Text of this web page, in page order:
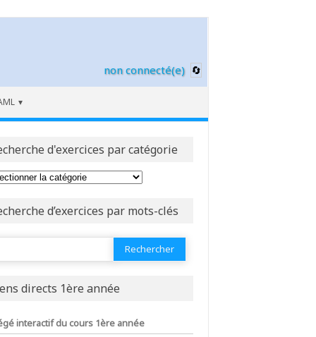
non connecté(e)
d'exercices par catégorie
d’exercices par mots-clés
:
directs 1ère année
interactif du cours 1ère année